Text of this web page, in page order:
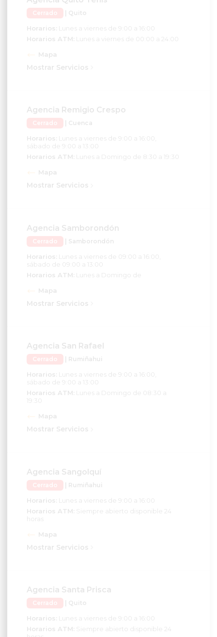
Cerrado | Quito
Horarios:Lunes a viernes de 9:00 a 16:00
Horarios ATM:
Lunes a viernes de 00:00 a 24:00
Mostrar Servicios
Cerrado | Cuenca
Horarios:Lunes a viernes de 9:00 a 16:00,
sábado de 9:00 a 13:00
Horarios ATM:
Lunes a Domingo de 8:30 a 19:30
Mostrar Servicios
Cerrado | Samborondón
Horarios:Lunes a viernes de 09:00 a 16:00,
sábado de 09:00 a 13:00
Horarios ATM:
Lunes a Domingo de
Mostrar Servicios
Cerrado | Rumiñahui
Horarios:Lunes a viernes de 9:00 a 16:00,
sábado de 9:00 a 13:00
Horarios ATM:
Lunes a Domingo de 08:30 a
19:30
Mostrar Servicios
Cerrado | Rumiñahui
Horarios:Lunes a viernes de 9:00 a 16:00
Horarios ATM:
Siempre abierto disponible 24
horas
Mostrar Servicios
Cerrado | Quito
Horarios:Lunes a viernes de 9:00 a 16:00
Horarios ATM:
Siempre abierto disponible 24
horas